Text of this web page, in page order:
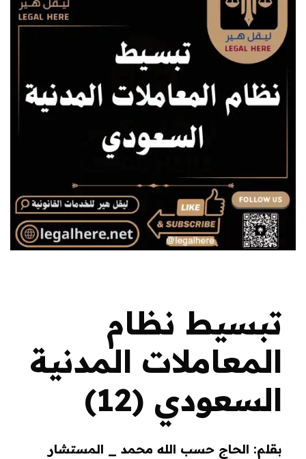
تبسيط نظام
المعاملات المدنية
السعودي (12)
بقلم: الحاج حسب الله محمد _ المستشار